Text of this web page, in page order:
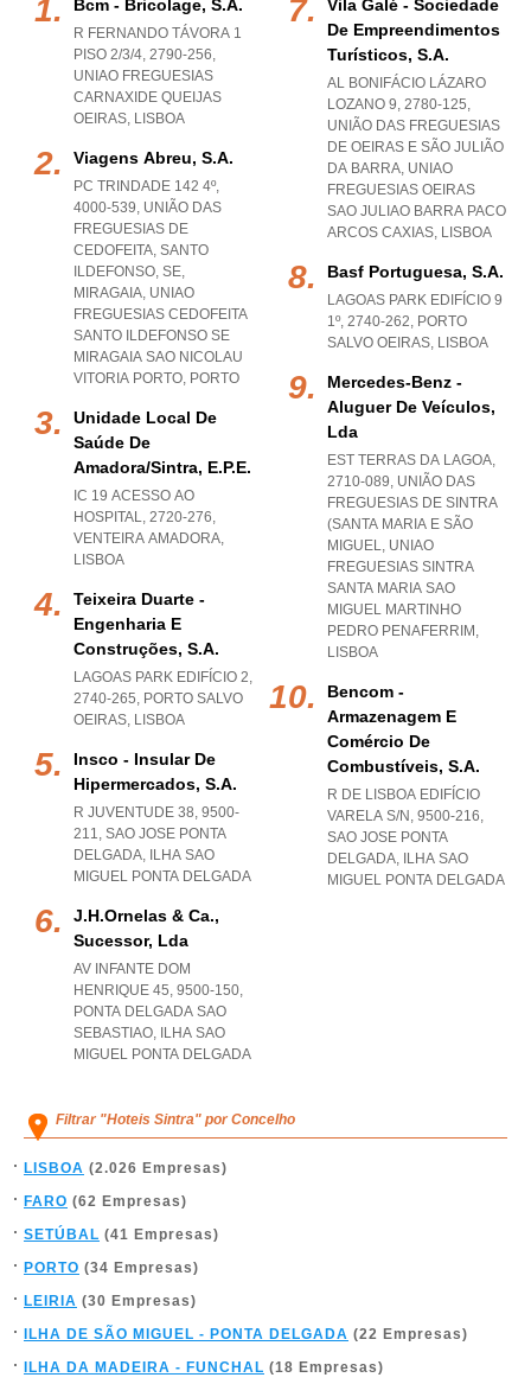
Bcm - Bricolage, S.a.
R FERNANDO TÁVORA 1
PISO 2/3/4, 2790-256,
UNIAO FREGUESIAS
CARNAXIDE QUEIJAS
OEIRAS, LISBOA
Viagens Abreu, S.a.
PC TRINDADE 142 4º,
4000-539, UNIÃO DAS
FREGUESIAS DE
CEDOFEITA, SANTO
ILDEFONSO, SE,
MIRAGAIA, UNIAO
FREGUESIAS CEDOFEITA
SANTO ILDEFONSO SE
MIRAGAIA SAO NICOLAU
VITORIA PORTO, PORTO
Unidade Local De
Saúde De
Amadora/sintra, E.p.e.
IC 19 ACESSO AO
HOSPITAL, 2720-276,
VENTEIRA AMADORA,
LISBOA
Teixeira Duarte -
Engenharia E
Construções, S.a.
LAGOAS PARK EDIFÍCIO 2,
2740-265, PORTO SALVO
OEIRAS, LISBOA
Insco - Insular De
Hipermercados, S.a.
R JUVENTUDE 38, 9500-
211, SAO JOSE PONTA
DELGADA, ILHA SAO
MIGUEL PONTA DELGADA
J.h.ornelas & Ca.,
Sucessor, Lda
AV INFANTE DOM
HENRIQUE 45, 9500-150,
PONTA DELGADA SAO
SEBASTIAO, ILHA SAO
MIGUEL PONTA DELGADA
Vila Galé - Sociedade
De Empreendimentos
Turísticos, S.a.
AL BONIFÁCIO LÁZARO
LOZANO 9, 2780-125,
UNIÃO DAS FREGUESIAS
DE OEIRAS E SÃO JULIÃO
DA BARRA, UNIAO
FREGUESIAS OEIRAS
SAO JULIAO BARRA PACO
ARCOS CAXIAS, LISBOA
Basf Portuguesa, S.a.
LAGOAS PARK EDIFÍCIO 9
1º, 2740-262, PORTO
SALVO OEIRAS, LISBOA
Mercedes-Benz -
Aluguer De Veículos,
Lda
EST TERRAS DA LAGOA,
2710-089, UNIÃO DAS
FREGUESIAS DE SINTRA
(SANTA MARIA E SÃO
MIGUEL, UNIAO
FREGUESIAS SINTRA
SANTA MARIA SAO
MIGUEL MARTINHO
PEDRO PENAFERRIM ,
LISBOA
Bencom -
Armazenagem E
Comércio De
Combustíveis, S.a.
R DE LISBOA EDIFÍCIO
VARELA S/N, 9500-216,
SAO JOSE PONTA
DELGADA, ILHA SAO
MIGUEL PONTA DELGADA
Filtrar "Hoteis Sintra" por Concelho
LISBOA (2.026 Empresas)
FARO (62 Empresas)
SETÚBAL (41 Empresas)
PORTO (34 Empresas)
LEIRIA (30 Empresas)
ILHA DE SÃO MIGUEL - PONTA DELGADA (22 Empresas)
ILHA DA MADEIRA - FUNCHAL (18 Empresas)